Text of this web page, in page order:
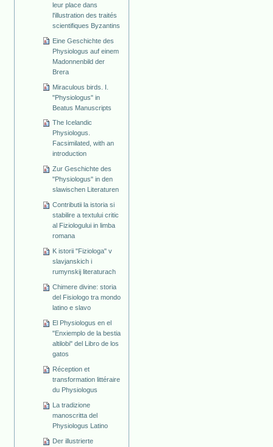
leur place dans
l'illustration des traités
scientifiques Byzantins
Eine Geschichte des
Physiologus auf einem
Madonnenbild der
Brera
Miraculous birds. I.
"Physiologus" in
Beatus Manuscripts
The Icelandic
Physiologus.
Facsimilated, with an
introduction
Zur Geschichte des
"Physiologus" in den
slawischen Literaturen
Contributii la istoria si
stabilire a textului critic
al Fiziologului in limba
romana
K istorii "Fiziologa" v
slavjanskich i
rumynskij literaturach
Chimere divine: storia
del Fisiologo tra mondo
latino e slavo
El Physiologus en el
"Enxiemplo de la bestia
altilobi" del Libro de los
gatos
Réception et
transformation littéraire
du Physiologus
La tradizione
manoscritta del
Physiologus Latino
Der illustrierte